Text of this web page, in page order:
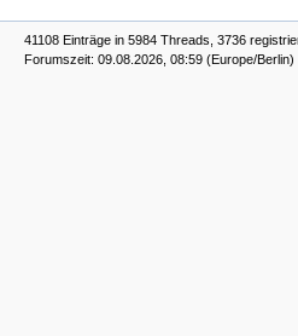
41108 Einträge in 5984 Threads, 3736
Forumszeit: 09.08.2026, 08:59 (Europe/Berlin)